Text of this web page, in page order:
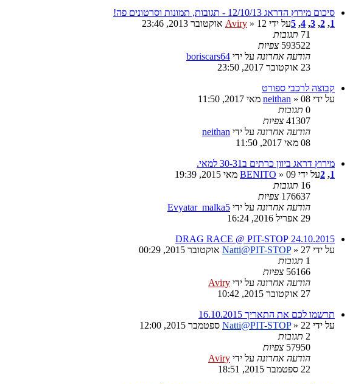
סיכום מירוץ הדראג 12/10/13 - תגובות, תמונות וסרטונים פה!
1
,
2
,
3
,
4
,
5על ידי Aviry » 12 אוקטובר 2013, 23:46
71 תגובות
593522 צפיות
הודעה אחרונה על ידי boriscars64
23 אוקטובר 2017, 23:50
קבוצה לרכבי ספורט
על ידי
neithan » 08 מאי 2017, 11:50
0 תגובות
41307 צפיות
הודעה אחרונה על ידי neithan
08 מאי 2017, 11:50
מירוץ דראג ביוון כרתים ב30-31 למאי.
1
,
2על ידי BENITO » 09 מאי 2015, 19:39
16 תגובות
176637 צפיות
הודעה אחרונה על ידי Evyatar_malka5
29 אפריל 2016, 16:24
24.10.2015 DRAG RACE @ PIT-STOP
על ידי
Natti@PIT-STOP» 27 אוקטובר 2015, 00:29
1 תגובות
56166 צפיות
הודעה אחרונה על ידי Aviry
27 אוקטובר 2015, 10:42
תרשמו לכם את התאריך 16.10.2015
על ידי
Natti@PIT-STOP» 22 ספטמבר 2015, 12:00
2 תגובות
57950 צפיות
הודעה אחרונה על ידי Aviry
22 ספטמבר 2015, 18:51